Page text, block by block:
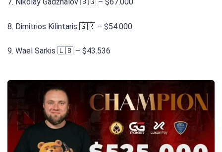
7. Nikolay Gadzhalov 🇧🇬 – $67.000
8. Dimitrios Kilintaris 🇬🇷 – $54.000
9. Wael Sarkis 🇱🇧 – $43.536